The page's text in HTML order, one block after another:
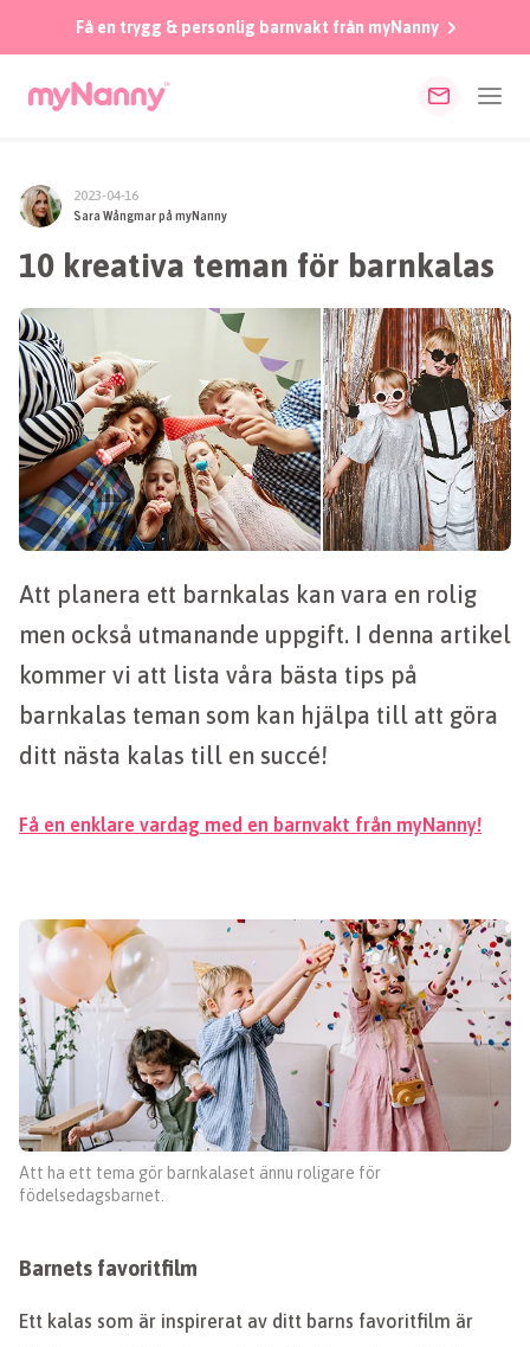
Få en trygg & personlig barnvakt från myNanny
2023-04-16
Sara Wångmar på myNanny
10 kreativa teman för barnkalas
Att planera ett barnkalas kan vara en rolig
men också utmanande uppgift. I denna artikel
kommer vi att lista våra bästa tips på
barnkalas teman som kan hjälpa till att göra
ditt nästa kalas till en succé!
Få en enklare vardag med en barnvakt från myNanny!
Att ha ett tema gör barnkalaset ännu roligare för
födelsedagsbarnet.
Barnets favoritfilm
Ett kalas som är inspirerat av ditt barns favoritfilm är